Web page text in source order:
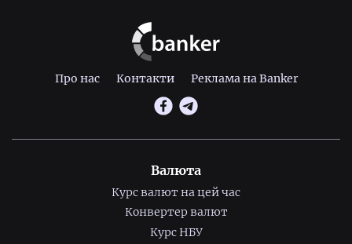
Про нас Контакти Реклама на Banker
Валюта
Курс валют на цей час
Конвертер валют
Курс НБУ